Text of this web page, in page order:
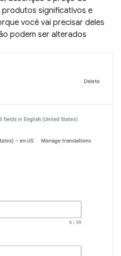
significativos e
você vai precisar deles
podem ser alterados